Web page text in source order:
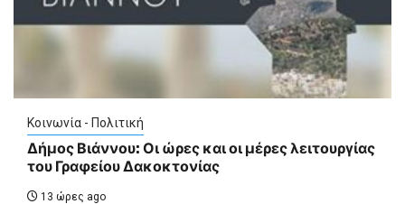
Κοινωνία - Πολιτική
Δήμος Βιάννου: Οι ώρες και οι μέρες λειτουργίας
του Γραφείου Δακοκτονίας
13 ώρες ago